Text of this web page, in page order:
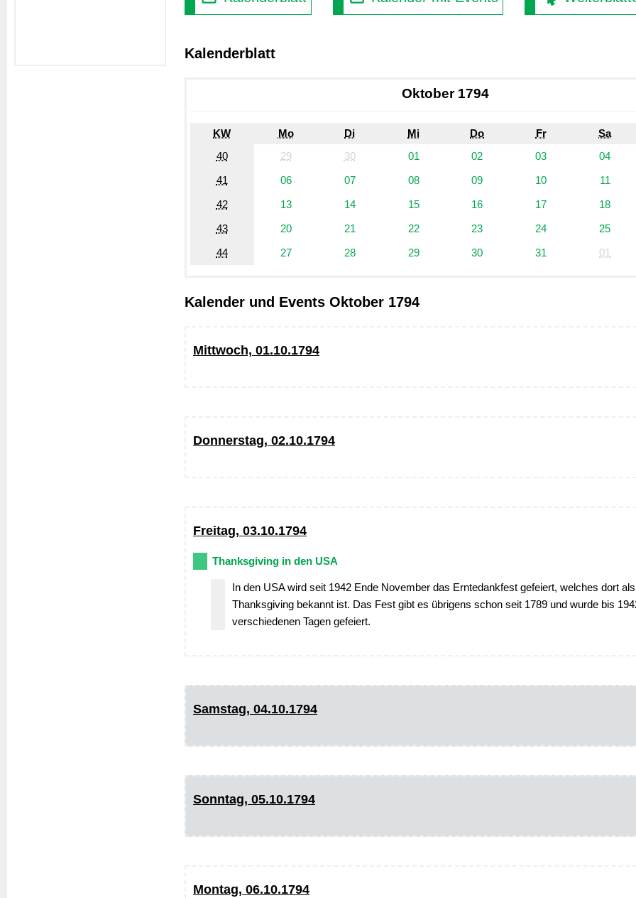
Kalenderblatt
Oktober 1794
KW Mo Di Mi Do Fr
Sa
40
29 30 01 02 03
04
41
06 07 08 09 10
11
42
13 14 15 16 17
18
43
20 21 22 23 24
25
44
27 28 29 30 31 01
Kalender und Events Oktober 1794
Mittwoch, 01.10.1794
Donnerstag, 02.10.1794
Freitag, 03.10.1794
Thanksgiving in den USA
In den USA wird seit 1942 Ende November das Erntedankfest gefeiert, welches dort als
Thanksgiving bekannt ist. Das Fest gibt es übrigens schon seit 1789 und wurde bis
verschiedenen Tagen gefeiert.
Samstag, 04.10.1794
Sonntag, 05.10.1794
Montag, 06.10.1794